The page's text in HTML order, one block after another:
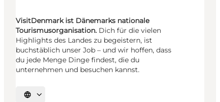
VisitDenmark ist Dänemarks nationale
Tourismusorganisation. Dich für die vielen
Highlights des Landes zu begeistern, ist
buchstäblich unser Job – und wir hoffen, dass
du jede Menge Dinge findest, die du
unternehmen und besuchen kannst.
Sprache auswählen